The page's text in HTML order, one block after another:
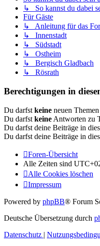
↳ So kannst du dabei
Für Gäste
↳ Anleitung für das
↳ Innenstadt
↳ Südstadt
↳ Ostheim
↳ Bergisch Gladbach
↳ Rösrath
Berechtigungen in
Du darfst keine neuen
Du darfst keine Antworten zu
Du darfst deine Beiträge in
Du darfst deine Beiträge in
Foren-Übersicht
Alle Zeiten sind
Alle Cookies löschen
Impressum
Powered by phpBB® Forum
Deutsche Übersetzung durch
Datenschutz |